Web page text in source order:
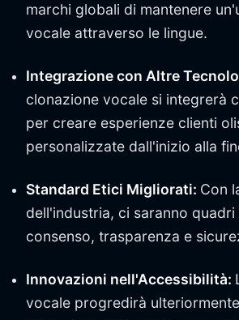
marchi globali di mantenere
vocale attraverso le lingue.
Integrazione con Altre
clonazione vocale si integrerà
per creare esperienze clienti
personalizzate dall'inizio alla
Standard Etici Migliorati: Con
dell'industria, ci saranno
consenso, trasparenza e
Innovazioni nell'Accessibilità:
vocale progredirà